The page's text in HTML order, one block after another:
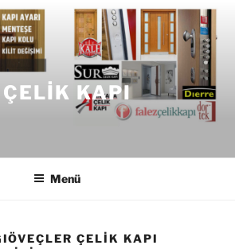
KAPI
Menü
ÇELIK KAPI